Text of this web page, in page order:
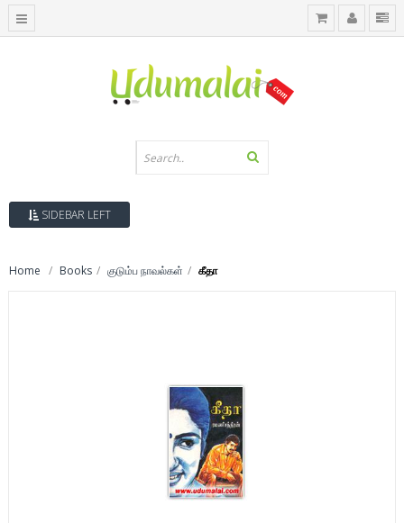
SIDEBAR LEFT
Home Books குடும்ப நாவல்கள் கீதா